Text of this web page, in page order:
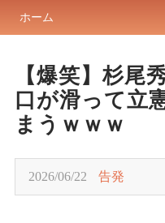
ホーム
【爆笑】杉尾
口が滑って立
まうｗｗｗ
2026/06/22 告発